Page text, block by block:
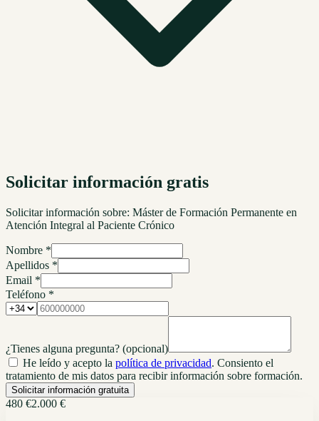
Solicitar información gratis
Solicitar información sobre: Máster de Formación Permanente en
Atención Integral al Paciente Crónico
Nombre *
Apellidos *
Email *
Teléfono *
¿Tienes alguna pregunta? (opcional)
He leído y acepto la política de privacidad. Consiento el
tratamiento de mis datos para recibir información sobre formación.
Solicitar información gratuita
480 €2.000 €